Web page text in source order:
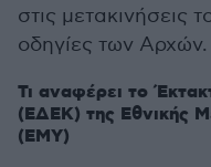
στις μετακινήσεις
οδηγίες των Αρχών.
Τι αναφέρει το
(ΕΔΕΚ) της Εθνικής
(ΕΜΥ)